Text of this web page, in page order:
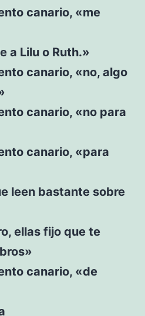
canario, «me
a Lilu o Ruth.»
canario, «no, algo
canario, «no para
canario, «para
leen bastante sobre
ellas fijo que te
canario, «de